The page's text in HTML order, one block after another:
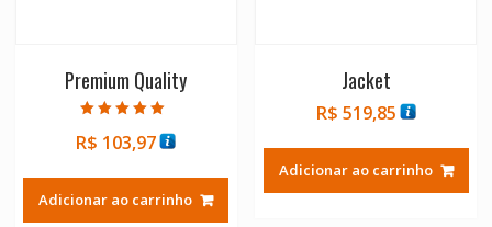
Premium Quality
5.00
de 5
R$ 103,97
Adicionar ao carrinho
Jacket
R$ 519,85
Adicionar ao carrinho